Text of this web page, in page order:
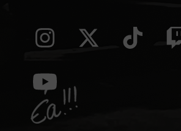
Instagram
Twitter
YouTube